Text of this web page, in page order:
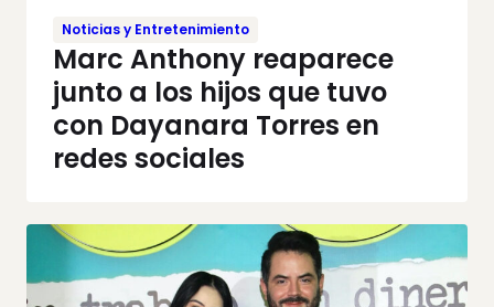
Noticias y Entretenimiento
Marc Anthony reaparece
junto a los hijos que tuvo
con Dayanara Torres en
redes sociales